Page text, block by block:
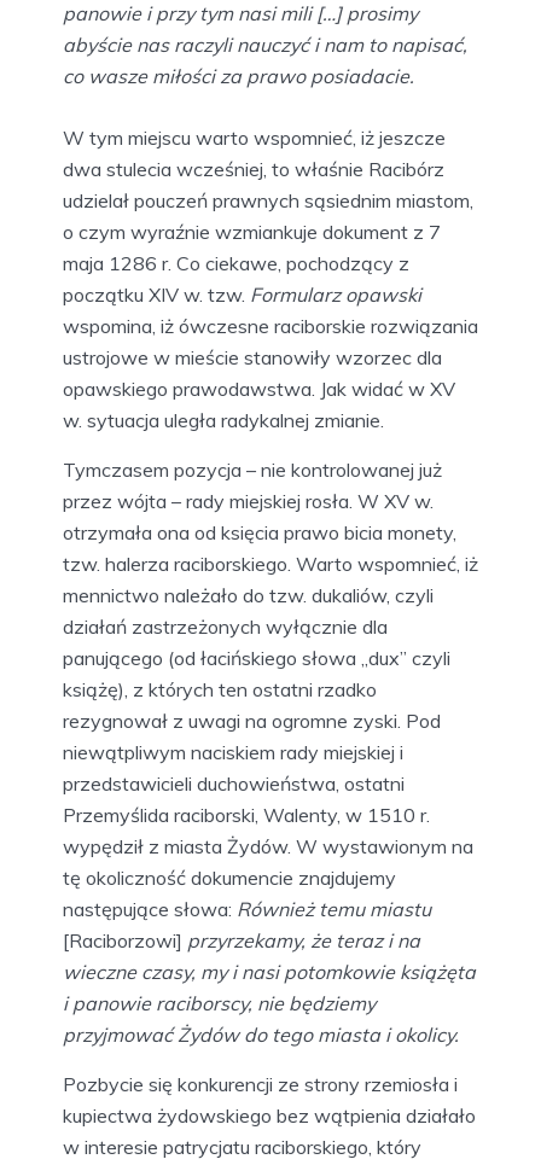
panowie i przy tym nasi mili […] prosimy
abyście nas raczyli nauczyć i nam to napisać,
co wasze miłości za prawo posiadacie.
W tym miejscu warto wspomnieć, iż jeszcze
dwa stulecia wcześniej, to właśnie Racibórz
udzielał pouczeń prawnych sąsiednim miastom,
o czym wyraźnie wzmiankuje dokument z 7
maja 1286 r. Co ciekawe, pochodzący z
początku XIV w. tzw. Formularz opawski
wspomina, iż ówczesne raciborskie rozwiązania
ustrojowe w mieście stanowiły wzorzec dla
opawskiego prawodawstwa. Jak widać w XV
w. sytuacja uległa radykalnej zmianie.
Tymczasem pozycja – nie kontrolowanej już
przez wójta – rady miejskiej rosła. W XV w.
otrzymała ona od księcia prawo bicia monety,
tzw. halerza raciborskiego. Warto wspomnieć, iż
mennictwo należało do tzw. dukaliów, czyli
działań zastrzeżonych wyłącznie dla
panującego (od łacińskiego słowa „dux” czyli
książę), z których ten ostatni rzadko
rezygnował z uwagi na ogromne zyski. Pod
niewątpliwym naciskiem rady miejskiej i
przedstawicieli duchowieństwa, ostatni
Przemyślida raciborski, Walenty, w 1510 r.
wypędził z miasta Żydów. W wystawionym na
tę okoliczność dokumencie znajdujemy
następujące słowa: Również temu miastu
[Raciborzowi] przyrzekamy, że teraz i na
wieczne czasy, my i nasi potomkowie książęta
i panowie raciborscy, nie będziemy
przyjmować Żydów do tego miasta i okolicy.
Pozbycie się konkurencji ze strony rzemiosła i
kupiectwa żydowskiego bez wątpienia działało
w interesie patrycjatu raciborskiego, który